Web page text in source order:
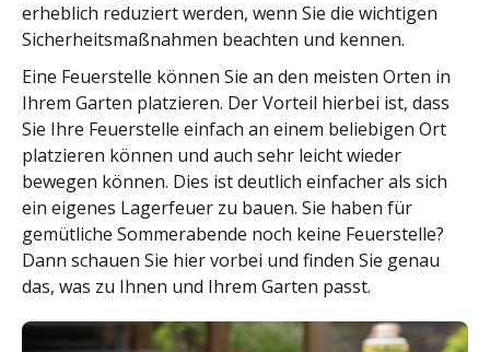
erheblich reduziert werden, wenn Sie die wichtigen
Sicherheitsmaßnahmen beachten und kennen.
Eine Feuerstelle können Sie an den meisten Orten in
Ihrem Garten platzieren. Der Vorteil hierbei ist, dass
Sie Ihre Feuerstelle einfach an einem beliebigen Ort
platzieren können und auch sehr leicht wieder
bewegen können. Dies ist deutlich einfacher als sich
ein eigenes Lagerfeuer zu bauen. Sie haben für
gemütliche Sommerabende noch keine Feuerstelle?
Dann schauen Sie hier vorbei und finden Sie genau
das, was zu Ihnen und Ihrem Garten passt.